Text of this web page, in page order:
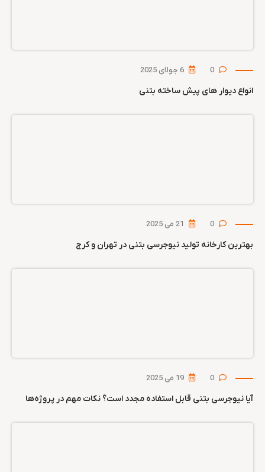
انواع دیوار های پیش ساخته بتنی
بهترین کارخانه تولید نیوجرسی بتنی در تهران و کرج
آیا نیوجرسی بتنی قابل استفاده مجدد است؟ نکات مهم در پروژه‌ها